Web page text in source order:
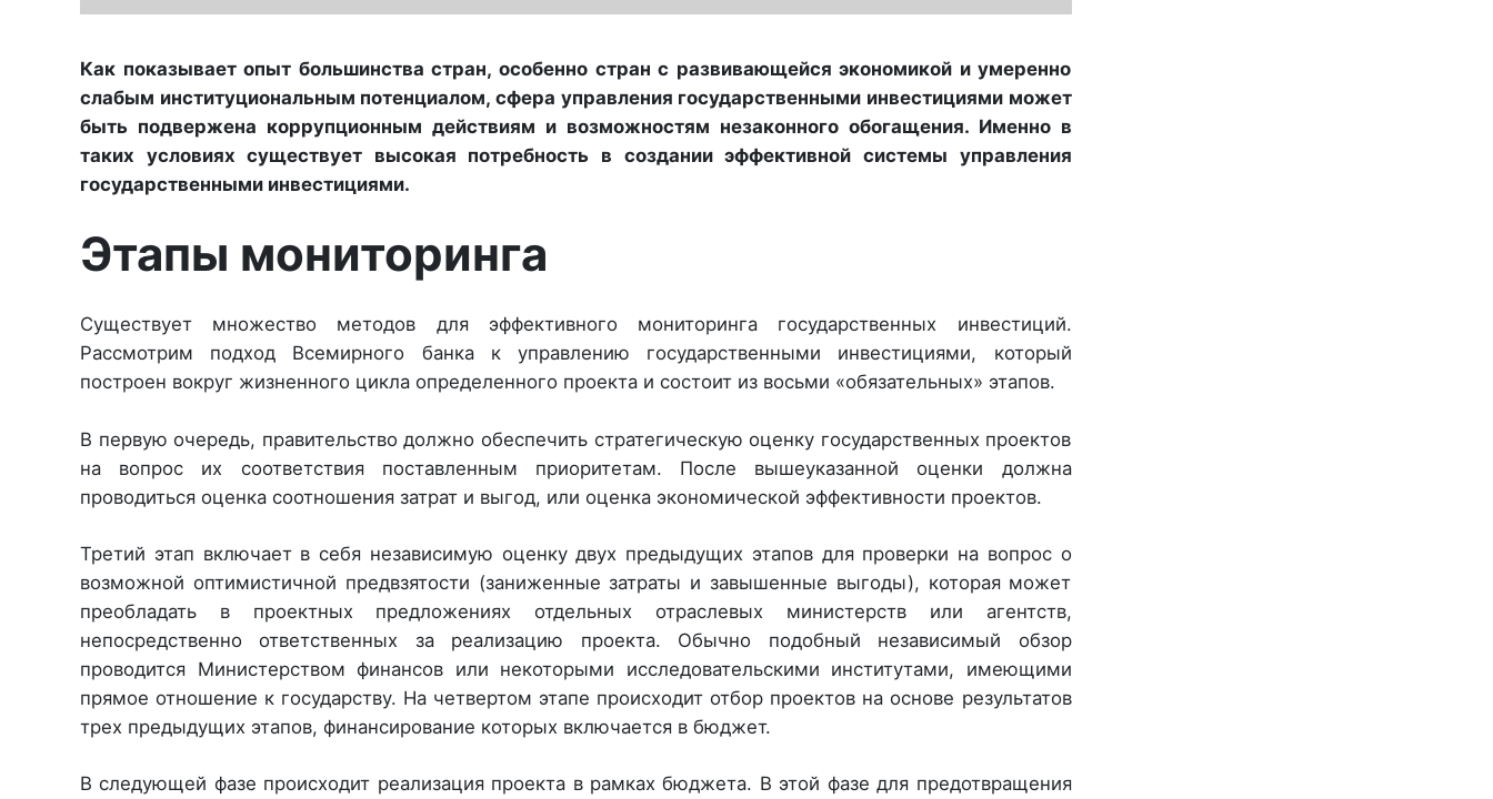
Как показывает опыт большинства стран, особенно стран с развивающейся экономикой и умеренно
слабым институциональным потенциалом, сфера управления государственными инвестициями может
быть подвержена коррупционным действиям и возможностям незаконного обогащения. Именно в
таких условиях существует высокая потребность в создании эффективной системы управления
государственными инвестициями.
Этапы мониторинга
Существует множество методов для эффективного мониторинга государственных инвестиций.
Рассмотрим подход Всемирного банка к управлению государственными инвестициями, который
построен вокруг жизненного цикла определенного проекта и состоит из восьми «обязательных» этапов.
В первую очередь, правительство должно обеспечить стратегическую оценку государственных проектов
на вопрос их соответствия поставленным приоритетам. После вышеуказанной оценки должна
проводиться оценка соотношения затрат и выгод, или оценка экономической эффективности проектов.
Третий этап включает в себя независимую оценку двух предыдущих этапов для проверки на вопрос о
возможной оптимистичной предвзятости (заниженные затраты и завышенные выгоды), которая может
преобладать в проектных предложениях отдельных отраслевых министерств или агентств,
непосредственно ответственных за реализацию проекта. Обычно подобный независимый обзор
проводится Министерством финансов или некоторыми исследовательскими институтами, имеющими
прямое отношение к государству. На четвертом этапе происходит отбор проектов на основе результатов
трех предыдущих этапов, финансирование которых включается в бюджет.
В следующей фазе происходит реализация проекта в рамках бюджета. В этой фазе для предотвращения